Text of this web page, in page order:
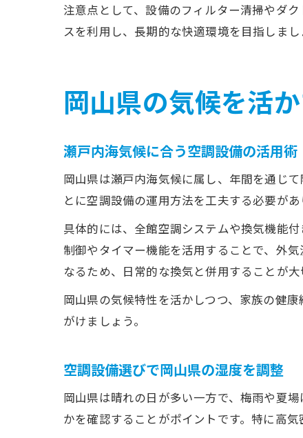
注意点として、設備のフィルター清掃やダ
スを利用し、長期的な快適環境を目指しまし
岡山県の気候を活
瀬戸内海気候に合う空調設備の活用術
岡山県は瀬戸内海気候に属し、年間を通じ
とに空調設備の運用方法を工夫する必要が
具体的には、全館空調システムや換気機能
制御やタイマー機能を活用することで、外
なるため、日常的な換気と併用することが大
岡山県の気候特性を活かしつつ、家族の健
がけましょう。
空調設備選びで岡山県の湿度を調整
岡山県は晴れの日が多い一方で、梅雨や夏
かを確認することがポイントです。特に高